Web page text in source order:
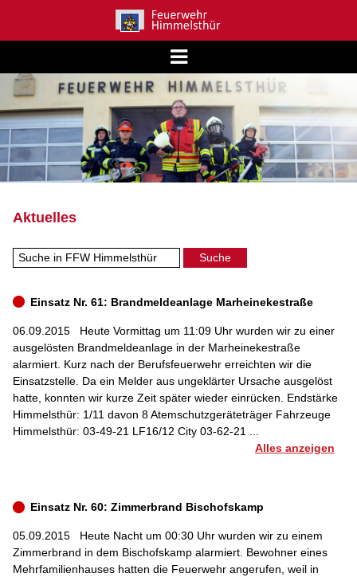
Aktuelles
Einsatz Nr. 61: Brandmeldeanlage Marheinekestraße
06.09.2015 Heute Vormittag um 11:09 Uhr wurden wir zu einer
ausgelösten Brandmeldeanlage in der Marheinekestraße
alarmiert. Kurz nach der Berufsfeuerwehr erreichten wir die
Einsatzstelle. Da ein Melder aus ungeklärter Ursache ausgelöst
hatte, konnten wir kurze Zeit später wieder einrücken. Endstärke
Himmelsthür: 1/11 davon 8 Atemschutzgeräteträger Fahrzeuge
Himmelsthür: 03-49-21 LF16/12 City 03-62-21 ...
Alles anzeigen
Einsatz Nr. 60: Zimmerbrand Bischofskamp
05.09.2015 Heute Nacht um 00:30 Uhr wurden wir zu einem
Zimmerbrand in dem Bischofskamp alarmiert. Bewohner eines
Mehrfamilienhauses hatten die Feuerwehr angerufen, weil in